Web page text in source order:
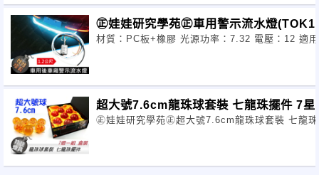
㊣娃娃研究學苑㊣車用警示流水燈
材質：PC板+橡膠 光源功率：7.32 電壓：12 適
超大號7.6cm龍珠球套裝 七龍珠擺件 7星
㊣娃娃研究學苑㊣超大號7.6cm龍珠球套裝 七龍